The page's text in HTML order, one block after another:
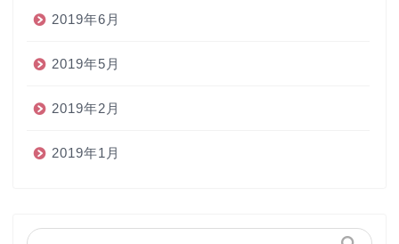
2019年6月
2019年5月
2019年2月
2019年1月